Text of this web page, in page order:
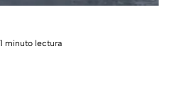
1 minuto lectura